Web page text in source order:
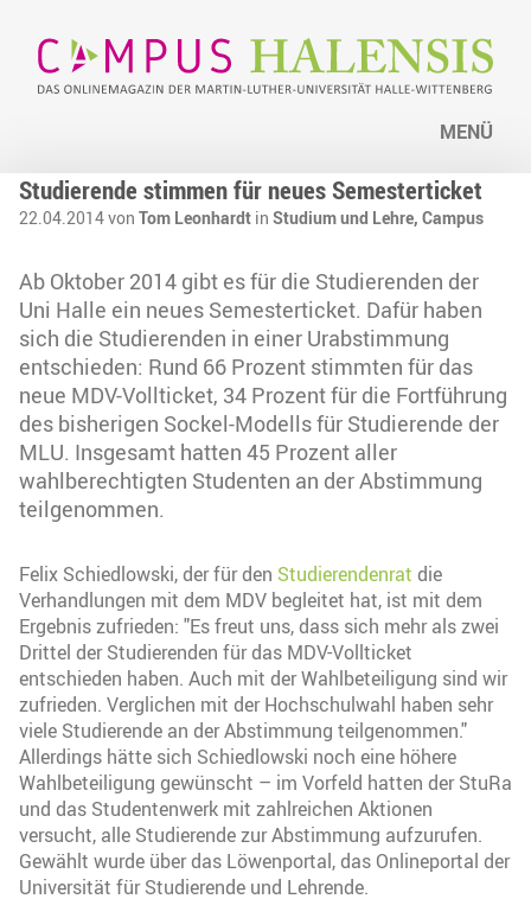
MENÜ
Studierende stimmen für neues Semesterticket
22.04.2014 von Tom Leonhardt in Studium und Lehre, Campus
Ab Oktober 2014 gibt es für die Studierenden der
Uni Halle ein neues Semesterticket. Dafür haben
sich die Studierenden in einer Urabstimmung
entschieden: Rund 66 Prozent stimmten für das
neue MDV-Vollticket, 34 Prozent für die Fortführung
des bisherigen Sockel-Modells für Studierende der
MLU. Insgesamt hatten 45 Prozent aller
wahlberechtigten Studenten an der Abstimmung
teilgenommen.
Felix Schiedlowski, der für den Studierendenrat die
Verhandlungen mit dem MDV begleitet hat, ist mit dem
Ergebnis zufrieden: "Es freut uns, dass sich mehr als zwei
Drittel der Studierenden für das MDV-Vollticket
entschieden haben. Auch mit der Wahlbeteiligung sind wir
zufrieden. Verglichen mit der Hochschulwahl haben sehr
viele Studierende an der Abstimmung teilgenommen."
Allerdings hätte sich Schiedlowski noch eine höhere
Wahlbeteiligung gewünscht – im Vorfeld hatten der StuRa
und das Studentenwerk mit zahlreichen Aktionen
versucht, alle Studierende zur Abstimmung aufzurufen.
Gewählt wurde über das Löwenportal, das Onlineportal der
Universität für Studierende und Lehrende.